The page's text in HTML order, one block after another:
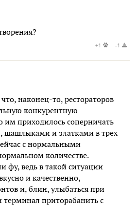
+1 -1
наконец-то, рестораторов
конкурентную
им приходилось соперничать
шашлыками и златками в трех
с нормальными
количестве.
фу, ведь в такой ситуации
и качественно,
и, блин, улыбаться при
приторабанить с